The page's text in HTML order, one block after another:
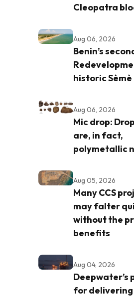
Cleopatra
Aug 06, 2026
Benin’s
historic Sèmè
Aug 06, 2026
Mic drop:
are, in fact,
polymetallic
Aug 05, 2026
Many CCS
may falter
without the
benefits
Aug 04, 2026
Deepwater’s
for